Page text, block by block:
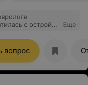
с острой
появилось
слов. На
важно
Татьяна
Еще
вопрос